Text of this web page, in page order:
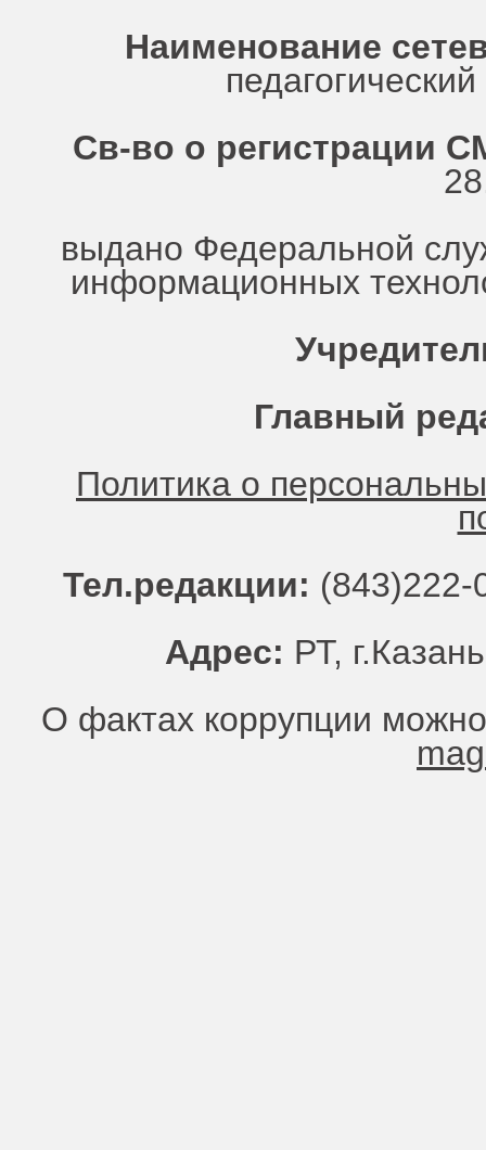
Наименование
Св-во о регистрации
выдано Федеральной
информационных
Главный
Политика о
Тел.редакции:
Адрес: РТ,
О фактах коррупции